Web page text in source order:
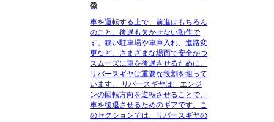
徴
車を運転する上で、前進はもちろん
のこと、後退も欠かせない動作で
す。狭い駐車場や車庫入れ、進路変
更など、さまざまな場面で安全かつ
スムーズに車を後退させるために、
リバースギヤは重要な役割を担って
います。 リバースギヤは、エンジ
ンの回転方向を逆転させることで、
車を後退させるためのギアです。こ
のセクションでは、リバースギヤの